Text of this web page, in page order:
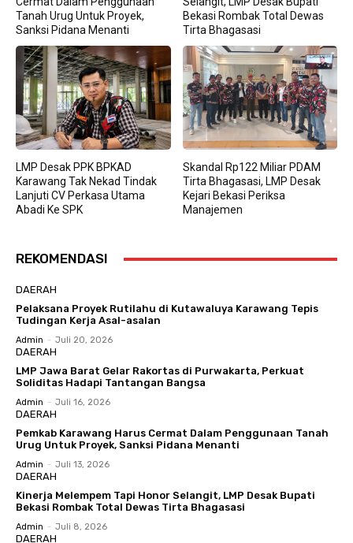
Tanah Urug Untuk Proyek,
Sanksi Pidana Menanti
Bekasi Rombak Total Dewas
Tirta Bhagasasi
LMP Desak PPK BPKAD
Karawang Tak Nekad Tindak
Lanjuti CV Perkasa Utama
Abadi Ke SPK
Skandal Rp122 Miliar PDAM
Tirta Bhagasasi, LMP Desak
Kejari Bekasi Periksa
Manajemen
REKOMENDASI
DAERAH
Pelaksana Proyek Rutilahu di Kutawaluya Karawang Tepis
Tudingan Kerja Asal-asalan
Admin - Juli 20, 2026
DAERAH
LMP Jawa Barat Gelar Rakortas di Purwakarta, Perkuat
Soliditas Hadapi Tantangan Bangsa
Admin - Juli 16, 2026
DAERAH
Pemkab Karawang Harus Cermat Dalam Penggunaan Tanah
Urug Untuk Proyek, Sanksi Pidana Menanti
Admin - Juli 13, 2026
DAERAH
Kinerja Melempem Tapi Honor Selangit, LMP Desak Bupati
Bekasi Rombak Total Dewas Tirta Bhagasasi
Admin - Juli 8, 2026
DAERAH